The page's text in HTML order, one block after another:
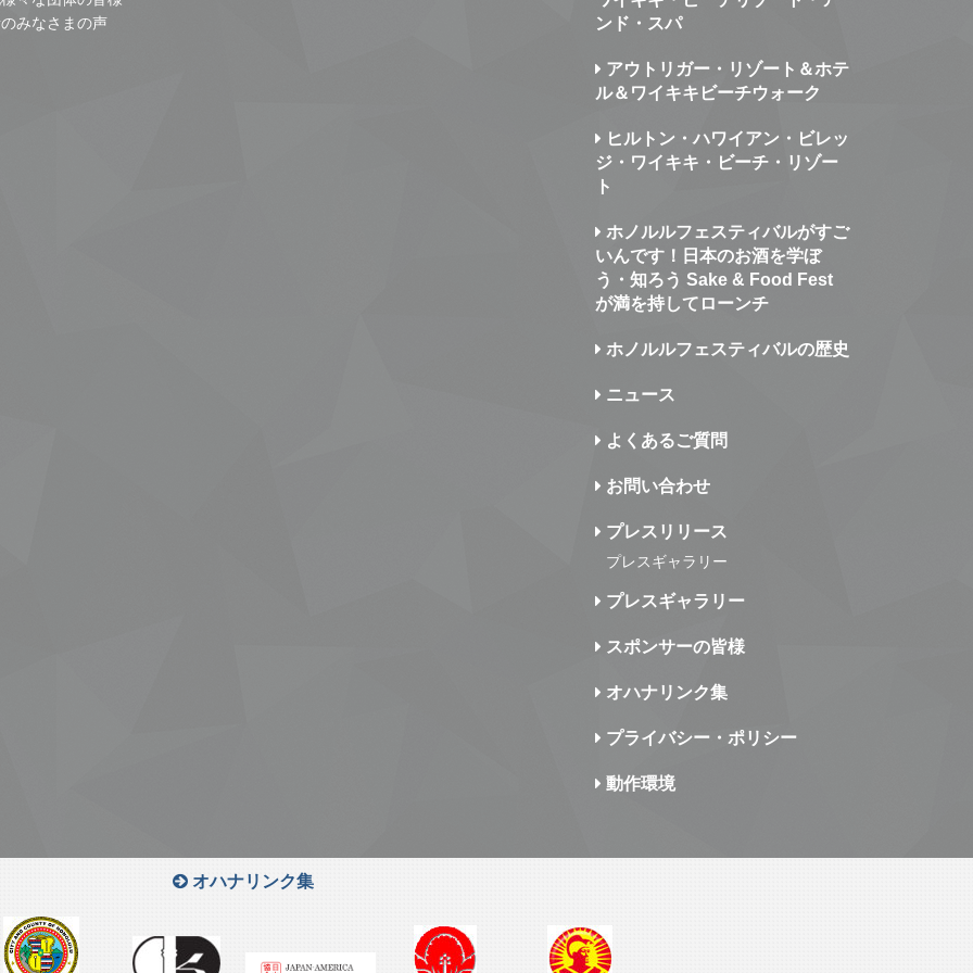
みなさまの声
ンド・スパ
アウトリガー・リゾート＆ホテ
ル＆ワイキキビーチウォーク
ヒルトン・ハワイアン・ビレッ
ジ・ワイキキ・ビーチ・リゾー
ト
ホノルルフェスティバルがすご
いんです！日本のお酒を学ぼ
う・知ろう Sake & Food Fest
が満を持してローンチ
ホノルルフェスティバルの歴史
ニュース
よくあるご質問
お問い合わせ
プレスリリース
プレスギャラリー
プレスギャラリー
スポンサーの皆様
オハナリンク集
プライバシー・ポリシー
動作環境
オハナリンク集